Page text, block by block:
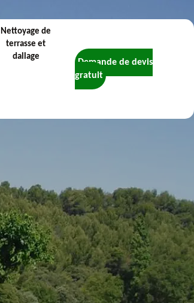
Nettoyage de
terrasse et
dallage
Demande de devis
gratuit